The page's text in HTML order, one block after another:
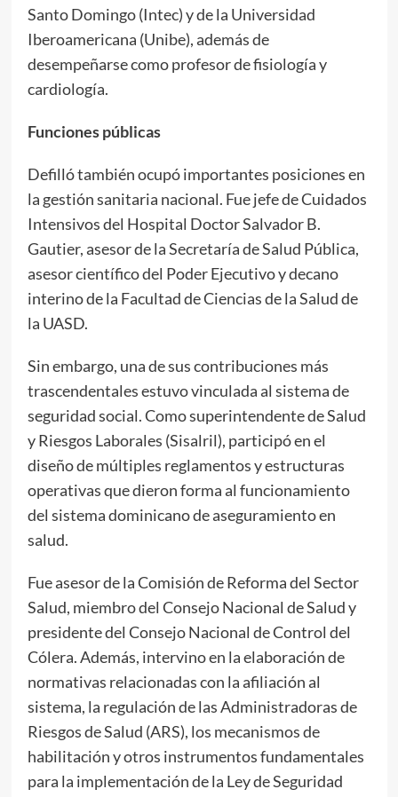
Santo Domingo (Intec) y de la Universidad
Iberoamericana (Unibe), además de
desempeñarse como profesor de fisiología y
cardiología.
Funciones públicas
Defilló también ocupó importantes posiciones en
la gestión sanitaria nacional. Fue jefe de Cuidados
Intensivos del Hospital Doctor Salvador B.
Gautier, asesor de la Secretaría de Salud Pública,
asesor científico del Poder Ejecutivo y decano
interino de la Facultad de Ciencias de la Salud de
la UASD.
Sin embargo, una de sus contribuciones más
trascendentales estuvo vinculada al sistema de
seguridad social. Como superintendente de Salud
y Riesgos Laborales (Sisalril), participó en el
diseño de múltiples reglamentos y estructuras
operativas que dieron forma al funcionamiento
del sistema dominicano de aseguramiento en
salud.
Fue asesor de la Comisión de Reforma del Sector
Salud, miembro del Consejo Nacional de Salud y
presidente del Consejo Nacional de Control del
Cólera. Además, intervino en la elaboración de
normativas relacionadas con la afiliación al
sistema, la regulación de las Administradoras de
Riesgos de Salud (ARS), los mecanismos de
habilitación y otros instrumentos fundamentales
para la implementación de la Ley de Seguridad